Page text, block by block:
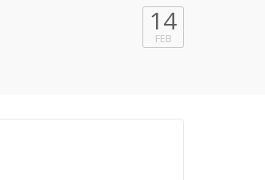
14
FEB